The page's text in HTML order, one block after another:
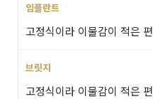
고정식이라 이물감이 적은 편
고정식이라 이물감이 적은 편